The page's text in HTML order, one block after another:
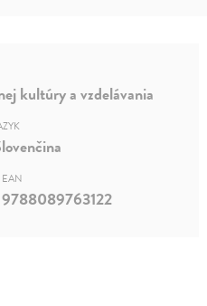
kultúry a vzdelávania
EAN
9788089763122